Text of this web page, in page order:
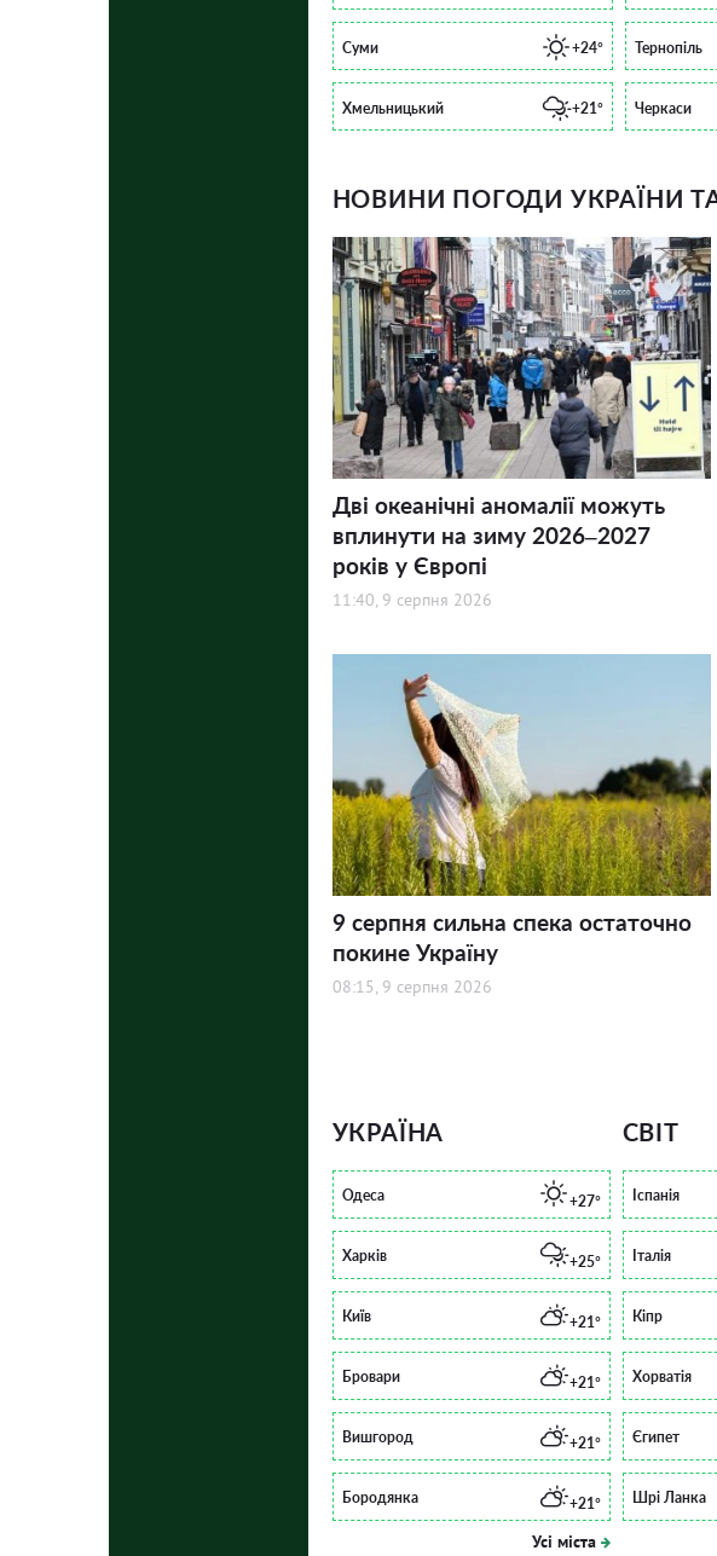
Суми +24° Тернопіль
Хмельницький +21° Черкаси
НОВИНИ ПОГОДИ УКРАЇНИ
Дві океанічні аномалії можуть
вплинути на зиму 2026–2027
років у Європі
11:40, 9 серпня 2026
9 серпня сильна спека остаточно
покине Україну
08:15, 9 серпня 2026
УКРАЇНА
Одеса +27°
Харків +25°
Київ +21°
Бровари +21°
Вишгород +21°
Бородянка +21°
Усі міста
СВІТ
Іспанія
Італія
Кіпр
Хорватія
Єгипет
Шрі Ланка